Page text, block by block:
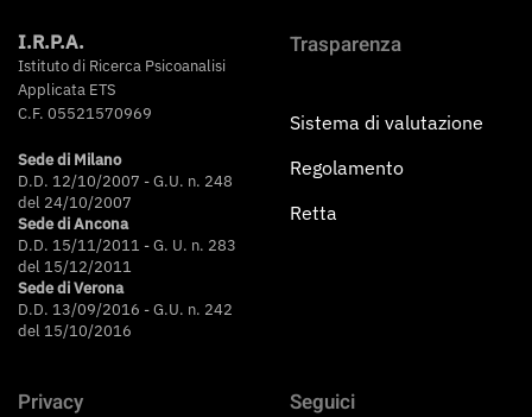
I.R.P.A.
Istituto di Ricerca Psicoanalisi
Applicata ETS
C.F. 05521570969
Sede di Milano
D.D. 12/10/2007 - G.U. n. 248
del 24/10/2007
Sede di Ancona
D.D. 15/11/2011 - G. U. n. 283
del 15/12/2011
Sede di Verona
D.D. 13/09/2016 - G.U. n. 242
del 15/10/2016
Trasparenza
Sistema di valutazione
Regolamento
Retta
Privacy Seguici